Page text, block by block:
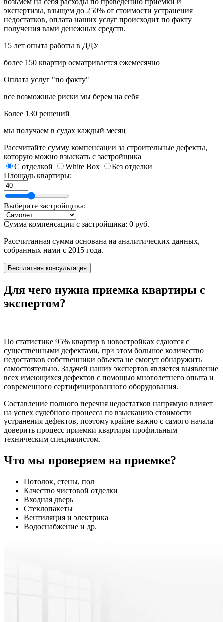
возьмем на себя расходы по проведению приемки и
экспертизы, взыщем до 250% от стоимости устранения
недостатков, оплата наших услуг происходит по факту
получения вами денежных средств.
15 лет опыта работы в ДДУ
более 150 квартир осматривается ежемесячно
Оплата услуг "по факту"
все возможные риски мы берем на себя
Более 130 решений
мы получаем в судах каждый месяц
Рассчитайте сумму компенсации за строительные дефекты,
которую можно взыскать с застройщика
С отделкой
White Box
Без отделки
Площадь квартиры:
Выберите застройщика:
Сумма компенсации с застройщика: 0 руб.
Рассчитанная сумма основана на аналитических данных,
собранных нами с 2015 года.
Бесплатная консультация
Для чего нужна приемка квартиры с
экспертом?
По статистике 95% квартир в новостройках сдаются с
существенными дефектами, при этом большое количество
недостатков собственники объекта не смогут обнаружить
самостоятельно. Задачей наших экспертов является выявление
всех имеющихся дефектов с помощью многолетнего опыта и
современного сертифицированного оборудования.
Составление полного перечня недостатков напрямую влияет
на успех судебного процесса по взысканию стоимости
устранения дефектов, поэтому крайне важно с самого начала
доверить процесс приемки квартиры профильным
техническим специалистом.
Что мы проверяем на приемке?
Потолок, стены, пол
Качество чистовой отделки
Входная дверь
Стеклопакеты
Вентиляция и электрика
Водоснабжение и др.